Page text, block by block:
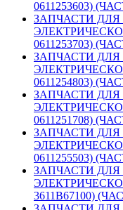
0611253603)
ЗАПЧАСТИ ДЛЯ
0611253703)
ЗАПЧАСТИ ДЛЯ
0611254803)
ЗАПЧАСТИ ДЛЯ
0611251708)
ЗАПЧАСТИ ДЛЯ
0611255503)
ЗАПЧАСТИ ДЛЯ
3611B67100)